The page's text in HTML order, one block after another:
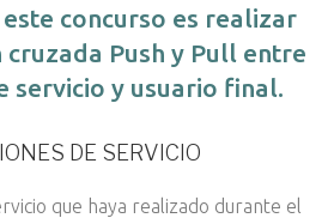
concurso es realizar
Push y Pull entre
servicio y usuario final.
DE SERVICIO
que haya realizado durante el